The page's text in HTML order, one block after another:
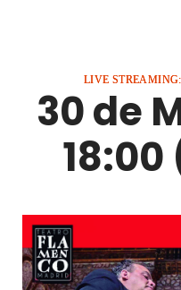
LIVE
30 de
18:00